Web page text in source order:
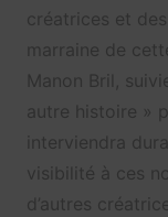
créatrices et
marraine de
Manon Bril,
autre histoire »
interviendra
visibilité à ces
d’autres